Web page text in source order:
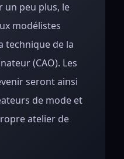
un peu plus, le
modélistes
technique de la
(CAO). Les
seront ainsi
de mode et
atelier de